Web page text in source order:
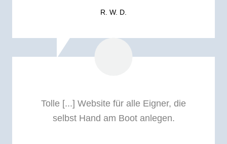
R. W. D.
Tolle [...] Website für alle Eigner, die
selbst Hand am Boot anlegen.